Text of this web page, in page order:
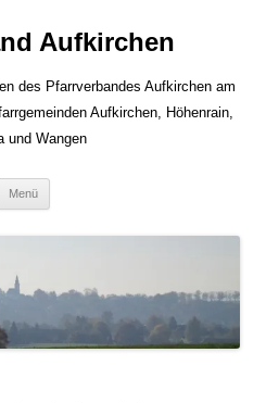
Aufkirchen
des Pfarrverbandes Aufkirchen am
Aufkirchen, Höhenrain,
und Wangen
Menü